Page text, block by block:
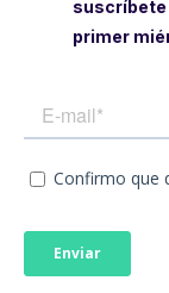
primer